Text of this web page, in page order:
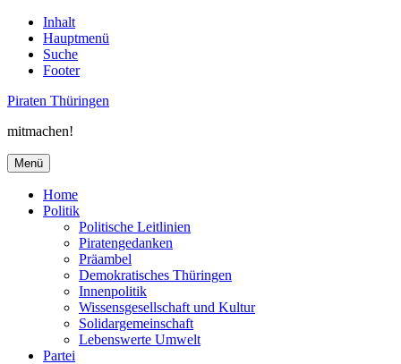
Inhalt
Hauptmenü
Suche
Footer
Piraten Thüringen
mitmachen!
Menü
Home
Politik
Politische Leitlinien
Piratengedanken
Präambel
Demokratisches Thüringen
Innenpolitik
Wissensgesellschaft und Kultur
Solidargemeinschaft
Lebenswerte Umwelt
Partei